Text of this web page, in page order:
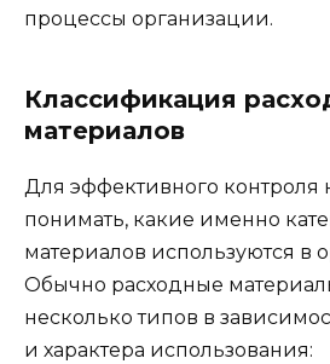
процессы организации.
Классификация
материалов
Для эффективного контроля
понимать, какие именно
материалов используются в
Обычно расходные
несколько типов в
и характера использования: